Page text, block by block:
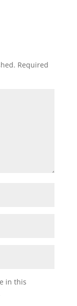
Required
in this